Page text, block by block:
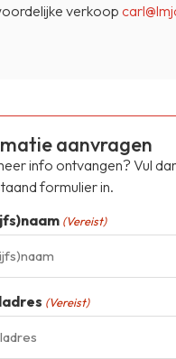
verkoop
aanvragen
info ontvangen? Vul
formulier in.
(Vereist)
(Vereist)